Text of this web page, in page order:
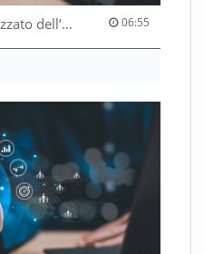
Il sistema salariale ottimizzato dell’Amministrazione federale 06:55